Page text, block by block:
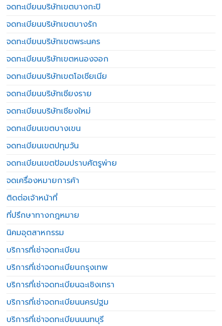
จดทะเบียนบริษัทเขตบางกะปิ
จดทะเบียนบริษัทเขตบางรัก
จดทะเบียนบริษัทเขตพระนคร
จดทะเบียนบริษัทเขตหนองจอก
จดทะเบียนบริษัทเขตโอเชียเนีย
จดทะเบียนบริษัทเชียงราย
จดทะเบียนบริษัทเชียงใหม่
จดทะเบียนเขตบางเขน
จดทะเบียนเขตปทุมวัน
จดทะเบียนเขตป้อมปราบศัตรูพ่าย
จดเครื่องหมายการค้า
ติดต่อเจ้าหน้าที่
ที่ปรึกษาทางกฎหมาย
นิคมอุตสาหกรรม
บริการที่เช่าจดทะเบียน
บริการที่เช่าจดทะเบียนกรุงเทพ
บริการที่เช่าจดทะเบียนฉะเชิงเทรา
บริการที่เช่าจดทะเบียนนครปฐม
บริการที่เช่าจดทะเบียนนนทบุรี